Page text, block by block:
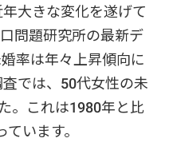
大きな変化を遂げて
問題研究所の最新デ
率は年々上昇傾向に
では、50代女性の未
。これは1980年と比
います。